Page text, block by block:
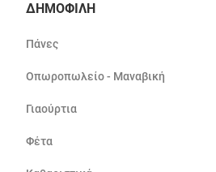
ΔΗΜΟΦΙΛΗ
Πάνες
Οπωροπωλείο - Μαναβική
Γιαούρτια
Φέτα